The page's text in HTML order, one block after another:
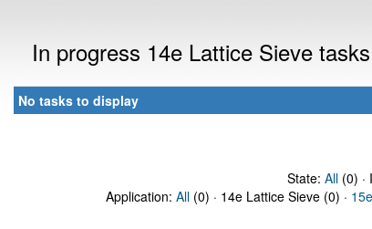
In progress 14e Lattice Sieve
No tasks to display
State: All(0) ·
Application: All (0) · 14e Lattice Sieve (0) ·